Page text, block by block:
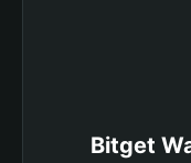
Bitget